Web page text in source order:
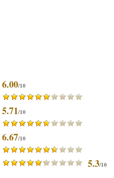
6.00/10
5.71/10
6.67/10
5.3/10